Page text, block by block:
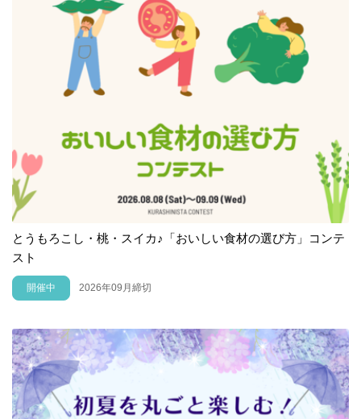
とうもろこし・桃・スイカ♪「おいしい食材の選び方」コンテ
スト
開催中 2026年09月締切